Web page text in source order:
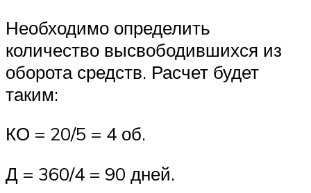
Необходимо определить
количество высвободившихся из
оборота средств. Расчет будет
таким:
КО = 20/5 = 4 об.
Д = 360/4 = 90 дней.